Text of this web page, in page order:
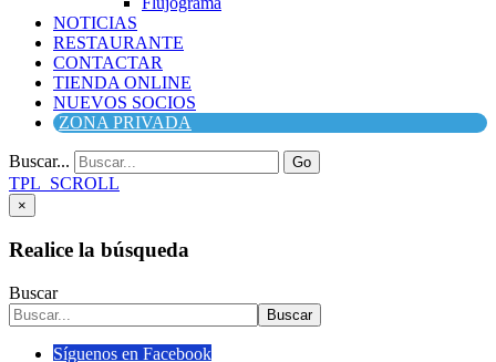
NOTICIAS
RESTAURANTE
CONTACTAR
TIENDA ONLINE
NUEVOS SOCIOS
ZONA PRIVADA
Buscar... Go
TPL_SCROLL
×
Realice la búsqueda
Buscar
Buscar
Síguenos en Facebook